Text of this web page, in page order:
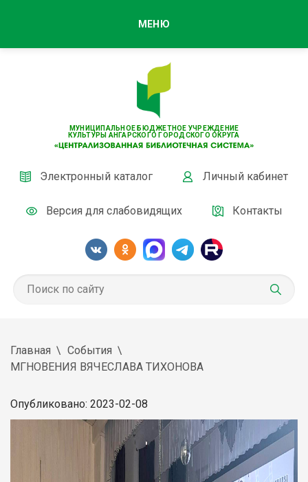
МУНИЦИПАЛЬНОЕ БЮДЖЕТНОЕ УЧРЕЖДЕНИЕ
КУЛЬТУРЫ АНГАРСКОГО ГОРОДСКОГО ОКРУГА
Электронный каталог Личный кабинет
Версия для слабовидящих Контакты
МЕНЮ
Главная
События
МГНОВЕНИЯ ВЯЧЕСЛАВА ТИХОНОВА
Опубликовано: 2023-02-08